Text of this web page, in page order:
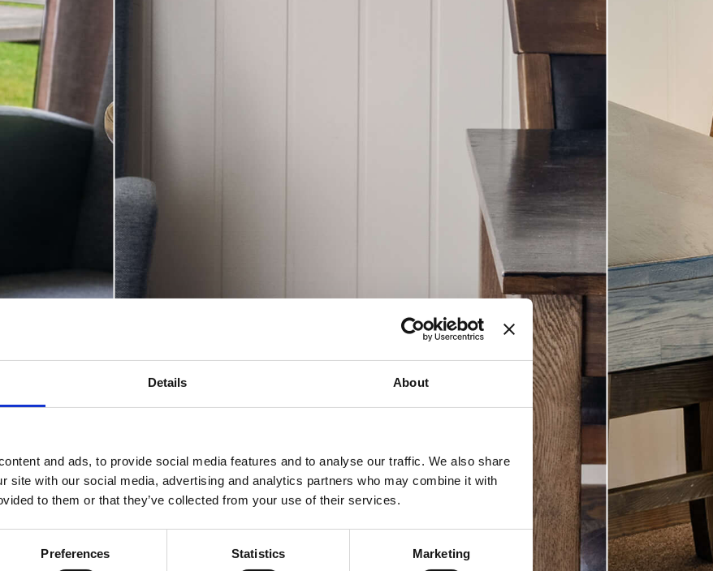
Details About
and ads, to provide social media features and to analyse our traffic. We also share
site with our social media, advertising and analytics partners who may combine it with
to them or that they’ve collected from your use of their services.
Preferences Statistics Marketing